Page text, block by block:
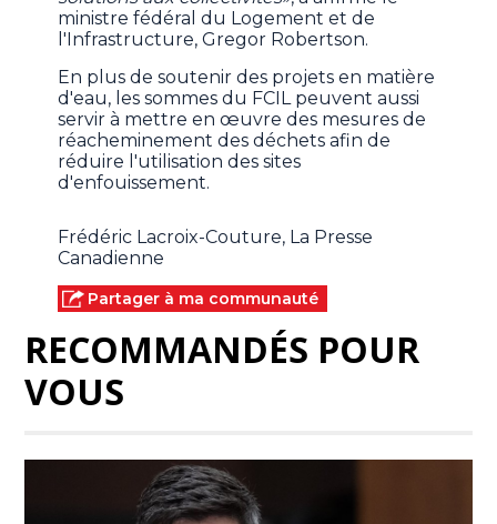
ministre fédéral du Logement et de
l'Infrastructure, Gregor Robertson.
En plus de soutenir des projets en matière
d'eau, les sommes du FCIL peuvent aussi
servir à mettre en œuvre des mesures de
réacheminement des déchets afin de
réduire l'utilisation des sites
d'enfouissement.
Frédéric Lacroix-Couture, La Presse
Canadienne
Partager à ma communauté
RECOMMANDÉS POUR
VOUS